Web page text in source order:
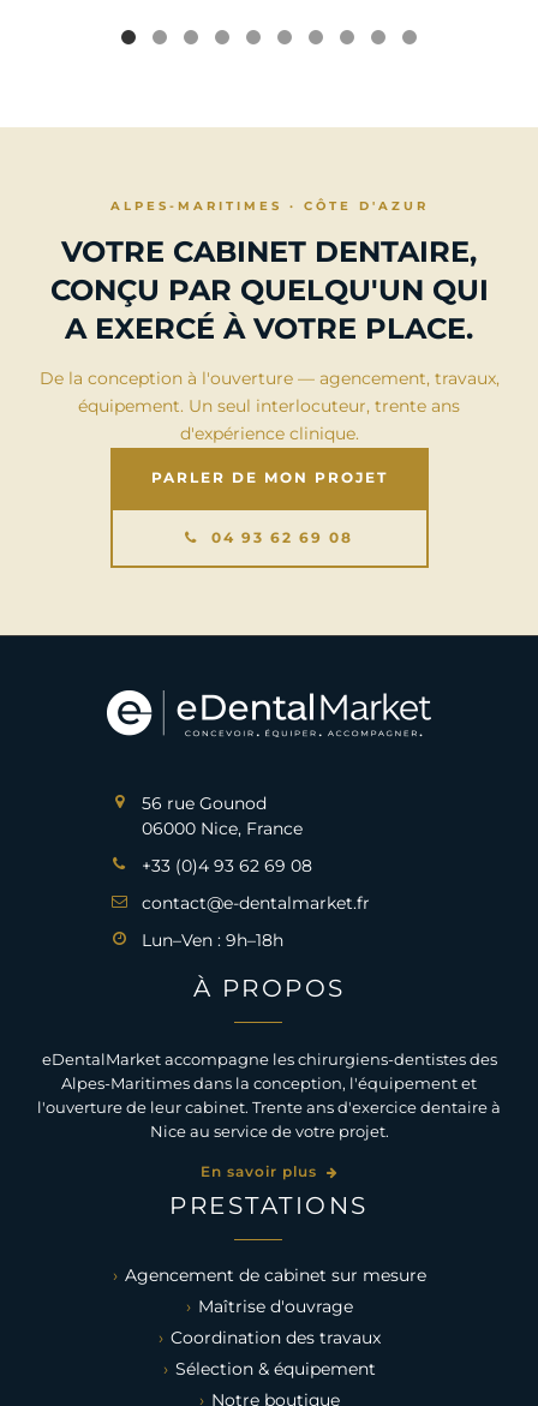
ALPES-MARITIMES · CÔTE D'AZUR
VOTRE CABINET DENTAIRE,
CONÇU PAR QUELQU'UN QUI
A EXERCÉ À VOTRE PLACE.
De la conception à l'ouverture — agencement, travaux,
équipement. Un seul interlocuteur, trente ans
d'expérience clinique.
PARLER DE MON PROJET
04 93 62 69 08
56 rue Gounod
06000 Nice, France
+33 (0)4 93 62 69 08
contact@e-dentalmarket.fr
Lun–Ven : 9h–18h
À PROPOS
eDentalMarket accompagne les chirurgiens-dentistes des
Alpes-Maritimes dans la conception, l'équipement et
l'ouverture de leur cabinet. Trente ans d'exercice dentaire à
Nice au service de votre projet.
En savoir plus
PRESTATIONS
Agencement de cabinet sur mesure
Maîtrise d'ouvrage
Coordination des travaux
Sélection & équipement
Notre boutique